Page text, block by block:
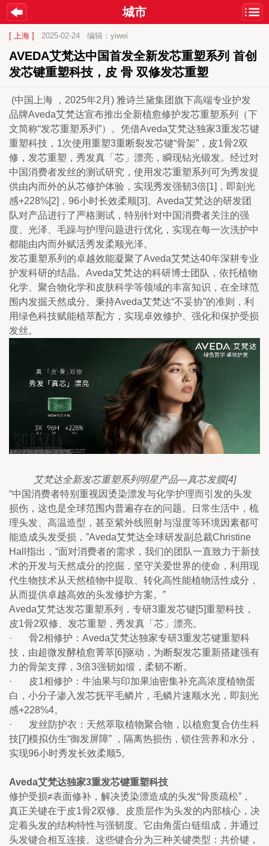
城市
[ 上海 ] 2025-02-24 编辑：yiwei
AVEDA艾梵达中国首发全新发芯重塑系列 首创
发芯键重塑科技，皮 骨 双修发芯重塑
(中国上海 ，2025年2月) 雅诗兰黛集团旗下高端专业护发
品牌Aveda艾梵达宣布推出全新植愈修护发芯重塑系列（下
文简称“发芯重塑系列”）。凭借Aveda艾梵达独家3重发芯键
重塑科技，1次使用重塑3重断裂发芯键“骨架”，皮1骨2双
修，发芯重塑，秀发真「芯」漂亮，瞬现钻光锻发。经过对
中国消费者发丝的测试研究，使用发芯重塑系列可为秀发提
供由内而外的从芯修护体验，实现秀发强韧3倍[1]，即刻光
感+228%[2]，96小时长效柔顺[3]。Aveda艾梵达的研发团
队对产品进行了严格测试，特别针对中国消费者关注的强
度、光泽、毛躁与护理问题进行优化，实现在每一次洗护中
都能由内而外赋活秀发柔顺光泽。
发芯重塑系列的卓越效能凝聚了Aveda艾梵达40年深耕专业
护发科研的结晶。Aveda艾梵达的科研博士团队，依托植物
化学、聚合物化学和皮肤科学等领域的丰富知识，在全球范
围内发掘天然成分。秉持Aveda艾梵达“不妥协”的准则，利
用绿色科技赋能植萃配方，实现卓效修护、强化和保护受损
发丝。
艾梵达全新发芯重塑系列明星产品—真芯发膜[4]
“中国消费者特别重视因烫染漂发与化学护理而引发的头发
损伤，这也是全球范围内普遍存在的问题。日常生活中，梳
理头发、高温造型，甚至紫外线照射与湿度等环境因素都可
能造成头发受损，”Aveda艾梵达全球研发副总裁Christine
Hall指出，“面对消费者的需求，我们的团队一直致力于新技
术的开发与天然成分的挖掘，坚守关爱世界的使命，利用现
代生物技术从天然植物中提取、转化高性能植物活性成分，
从而提供卓越高效的头发修护方案。”
Aveda艾梵达发芯重塑系列，专研3重发芯键[5]重塑科技，
皮1骨2双修、发芯重塑，秀发真「芯」漂亮。
·       骨2相修护：Aveda艾梵达独家专研3重发芯键重塑科
技，由超微发酵植愈菁萃[6]驱动，为断裂发芯重新搭建强有
力的骨架支撑，3倍3强韧如缎，柔韧不断。
·       皮1相修护：牛油果与印加果油密集补充高浓度植物蛋
白，小分子渗入发芯抚平毛鳞片，毛鳞片速顺水光，即刻光
感+228%4。
·       发丝防护衣：天然萃取植物聚合物，以植愈复合仿生科
技[7]模拟仿生“御发屏障” ，隔离热损伤，锁住营养和水分，
实现96小时秀发长效柔顺5。
Aveda艾梵达独家3重发芯键重塑科技
修护受损≠表面修补，解决烫染漂造成的头发“骨质疏松”，
真正关键在于皮1骨2双修。皮质层作为头发的内部核心，决
定着头发的结构特性与强韧度。它由角蛋白链组成，并通过
头发键合相互连接。这些键合分为三种关键类型：共价键，